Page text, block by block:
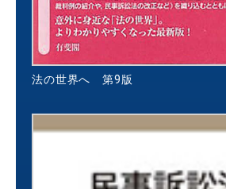
法の世界へ 第9版